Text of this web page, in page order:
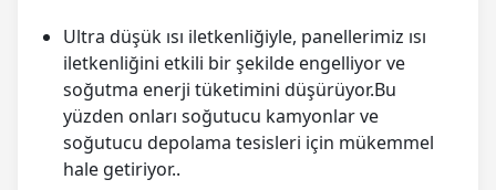
Ultra düşük ısı iletkenliğiyle, panellerimiz ısı
iletkenliğini etkili bir şekilde engelliyor ve
soğutma enerji tüketimini düşürüyor.Bu
yüzden onları soğutucu kamyonlar ve
soğutucu depolama tesisleri için mükemmel
hale getiriyor..